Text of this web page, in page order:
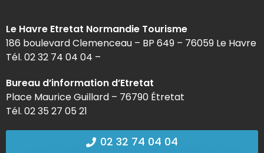
Le Havre Etretat Normandie Tourisme
186 boulevard Clemenceau – BP 649 – 76059 Le Havre
Tél. 02 32 74 04 04 –
Bureau d’information d’Etretat
Place Maurice Guillard – 76790 Étretat
Tél. 02 35 27 05 21
02 32 74 04 04